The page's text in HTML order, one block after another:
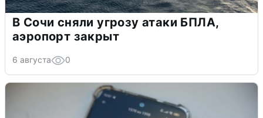
В Сочи сняли угрозу атаки БПЛА,
аэропорт закрыт
6 августа 0